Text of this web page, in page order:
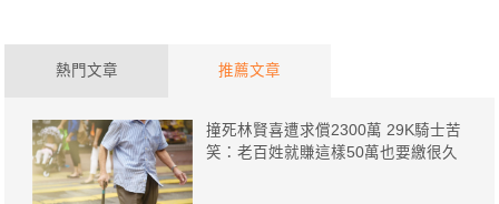
熱門文章 推薦文章
撞死林賢喜遭求償2300萬 29K騎士苦
笑：老百姓就賺這樣50萬也要繳很久